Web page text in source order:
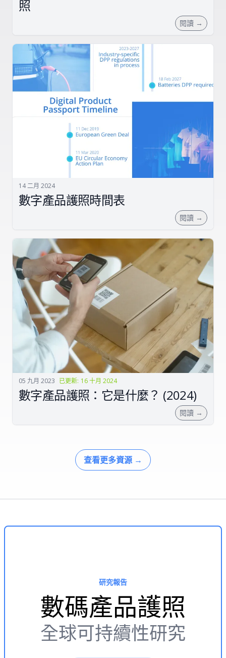
照
閱讀 →
14 二月 2024
數字產品護照時間表
閱讀 →
05 九月 2023 已更新: 16 十月 2024
數字產品護照：它是什麼？ (2024)
閱讀 →
查看更多資源 →
研究報告
數碼產品護照
全球可持續性研究